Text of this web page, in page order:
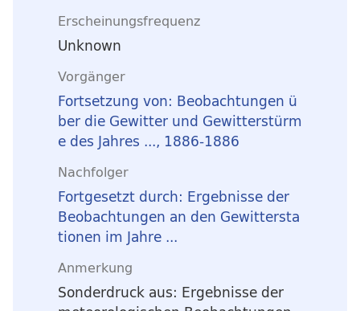
Erscheinungsfrequenz
Unknown
Vorgänger
Fortsetzung von: Beobachtungen ü
ber die Gewitter und Gewitterstürm
e des Jahres ..., 1886-1886
Nachfolger
Fortgesetzt durch: Ergebnisse der
Beobachtungen an den Gewittersta
tionen im Jahre ...
Anmerkung
Sonderdruck aus: Ergebnisse der